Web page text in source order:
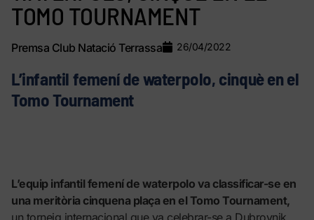
TOMO TOURNAMENT
Premsa Club Natació Terrassa 26/04/2022
L’infantil femení de waterpolo, cinquè en el
Tomo Tournament
L’equip infantil femení de waterpolo va classificar-se en
una meritòria cinquena plaça en el Tomo Tournament,
un torneig internacional que va celebrar-se a Dubrovnik